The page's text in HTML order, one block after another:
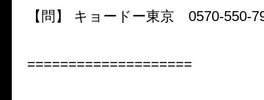
【問】
キョードー東京 0570-550-
====================